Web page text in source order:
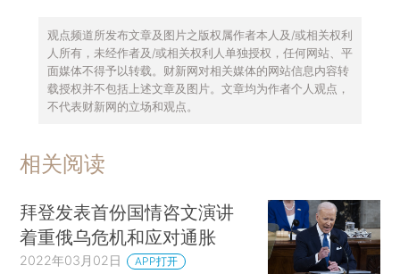
观点频道所发布文章及图片之版权属作者本人及/或相关权利
人所有，未经作者及/或相关权利人单独授权，任何网站、平
面媒体不得予以转载。财新网对相关媒体的网站信息内容转
载授权并不包括上述文章及图片。文章均为作者个人观点，
不代表财新网的立场和观点。
相关阅读
拜登发表首份国情咨文演讲
着重俄乌危机和应对通胀
2022年03月02日 APP打开